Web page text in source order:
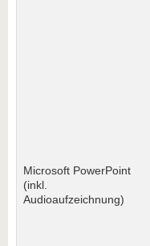
Microsoft PowerPoint
(inkl.
Audioaufzeichnung)